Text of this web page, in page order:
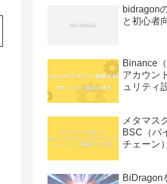
bidragon
と初心者
Binance
アカウン
ュリティ
メタマス
BSC（バ
チェーン
BiDragon